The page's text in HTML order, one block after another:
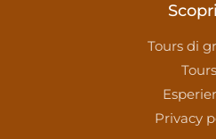
Tours di
Tours
Privacy